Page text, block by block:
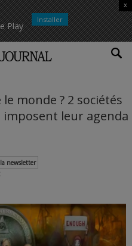
Play
x
Installer
monde ? 2 sociétés
leur agenda
newsletter